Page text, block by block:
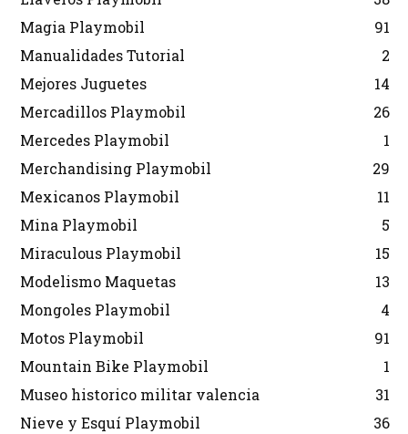
Magia Playmobil
91
Manualidades Tutorial
2
Mejores Juguetes
14
Mercadillos Playmobil
26
Mercedes Playmobil
1
Merchandising Playmobil
29
Mexicanos Playmobil
11
Mina Playmobil
5
Miraculous Playmobil
15
Modelismo Maquetas
13
Mongoles Playmobil
4
Motos Playmobil
91
Mountain Bike Playmobil
1
Museo historico militar valencia
31
Nieve y Esquí Playmobil
36